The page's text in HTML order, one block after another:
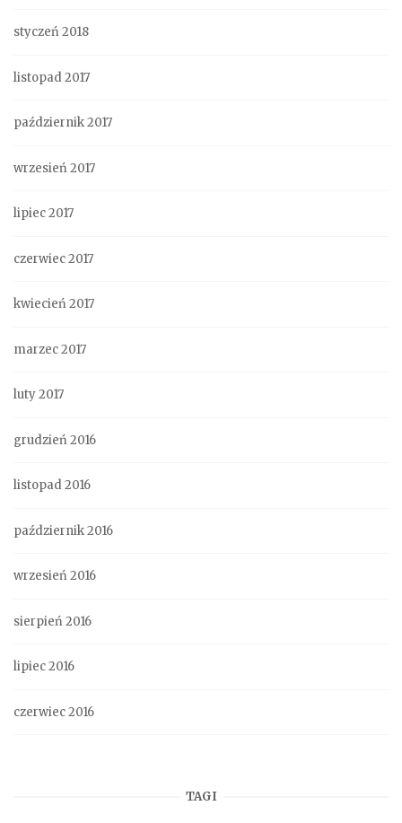
styczeń 2018
listopad 2017
październik 2017
wrzesień 2017
lipiec 2017
czerwiec 2017
kwiecień 2017
marzec 2017
luty 2017
grudzień 2016
listopad 2016
październik 2016
wrzesień 2016
sierpień 2016
lipiec 2016
czerwiec 2016
TAGI